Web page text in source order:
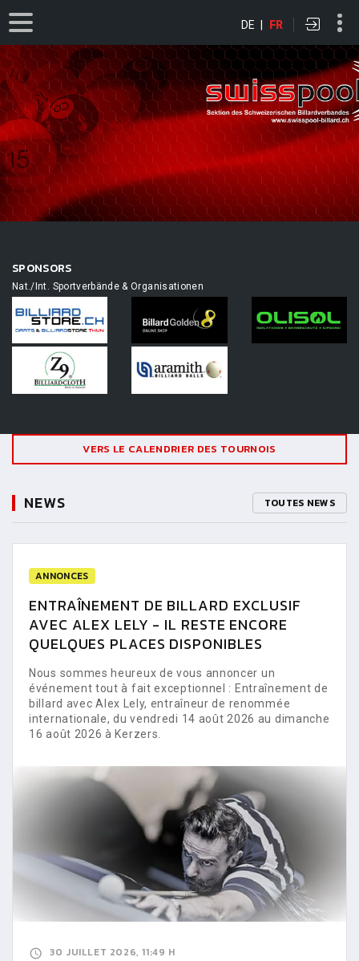
DE | FR
SPONSORS
Nat./Int. Sportverbände & Organisationen
VERS LE CALENDRIER DES TOURNOIS
NEWS TOUTES NEWS
ANNONCES
ENTRAÎNEMENT DE BILLARD EXCLUSIF
AVEC ALEX LELY - IL RESTE ENCORE
QUELQUES PLACES DISPONIBLES
Nous sommes heureux de vous annoncer un
événement tout à fait exceptionnel : Entraînement de
billard avec Alex Lely, entraîneur de renommée
internationale, du vendredi 14 août 2026 au dimanche
16 août 2026 à Kerzers.
30 JUILLET 2026, 11:49 H